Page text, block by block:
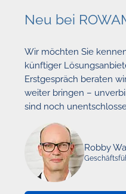
Neu bei
Wir möchten Sie
künftiger
Erstgespräch beraten
weiter bringen –
sind noch
Robby